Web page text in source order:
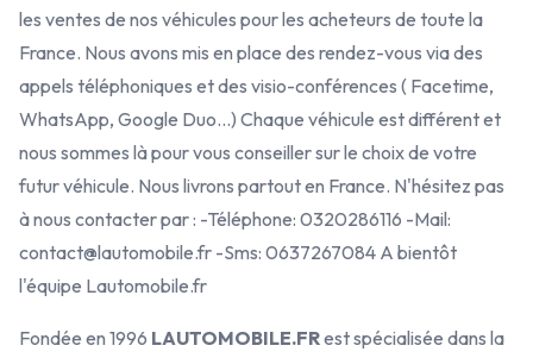
les ventes de nos véhicules pour les acheteurs de toute la
France. Nous avons mis en place des rendez-vous via des
appels téléphoniques et des visio-conférences ( Facetime,
WhatsApp, Google Duo...) Chaque véhicule est différent et
nous sommes là pour vous conseiller sur le choix de votre
futur véhicule. Nous livrons partout en France. N'hésitez pas
à nous contacter par : -Téléphone: 0320286116 -Mail:
contact@lautomobile.fr -Sms: 0637267084 A bientôt
l'équipe Lautomobile.fr
Fondée en 1996 LAUTOMOBILE.FRest spécialisée dans la